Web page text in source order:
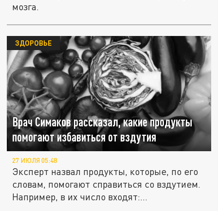
мозга.
Врач Симаков рассказал, какие продукты
помогают избавиться от вздутия
ЗДОРОВЬЕ
27 ИЮЛЯ 05:48
Эксперт назвал продукты, которые, по его
словам, помогают справиться со вздутием.
Например, в их число входят:...